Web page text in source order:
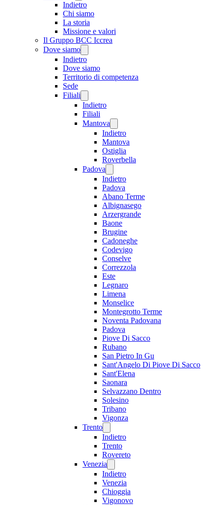
Indietro
Chi siamo
La storia
Missione e valori
Il Gruppo BCC Iccrea
Dove siamo
Indietro
Dove siamo
Territorio di competenza
Sede
Filiali
Indietro
Filiali
Mantova
Indietro
Mantova
Ostiglia
Roverbella
Padova
Indietro
Padova
Abano Terme
Albignasego
Arzergrande
Baone
Brugine
Cadoneghe
Codevigo
Conselve
Correzzola
Este
Legnaro
Limena
Monselice
Montegrotto Terme
Noventa Padovana
Padova
Piove Di Sacco
Rubano
San Pietro In Gu
Sant'Angelo Di Piove Di Sacco
Sant'Elena
Saonara
Selvazzano Dentro
Solesino
Tribano
Vigonza
Trento
Indietro
Trento
Rovereto
Venezia
Indietro
Venezia
Chioggia
Vigonovo